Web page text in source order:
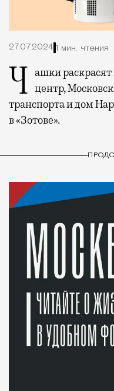
27.07.2024 1 мин. чтения
Чашки раскрасят под «Хлебозавод», Зотов- центр,
транспорта и дом
в «Зотове».